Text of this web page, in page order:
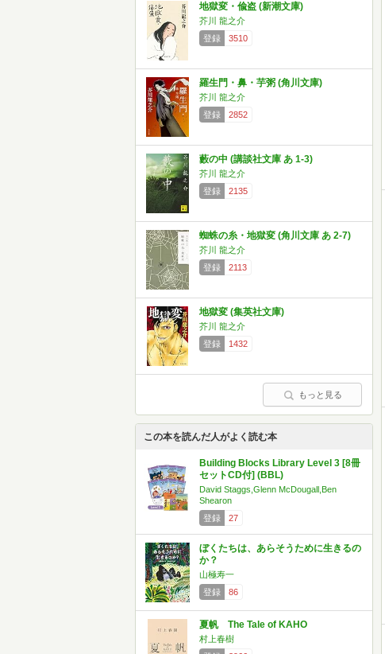
地獄変・偸盗 (新潮文庫)
芥川 龍之介
登録
3510
羅生門・鼻・芋粥 (角川文庫)
芥川 龍之介
登録
2852
藪の中 (講談社文庫 あ 1-3)
芥川 龍之介
登録
2135
蜘蛛の糸・地獄変 (角川文庫 あ 2-7)
芥川 龍之介
登録
2113
地獄変 (集英社文庫)
芥川 龍之介
登録
1432
もっと見る
この本を読んだ人がよく読む本
Building Blocks Library Level 3 [8冊
セットCD付] (BBL)
David Staggs,Glenn McDougall,Ben
Shearon
登録
27
ぼくたちは、あらそうために生きるの
か？
山極寿一
登録
86
夏帆 The Tale of KAHO
村上春樹